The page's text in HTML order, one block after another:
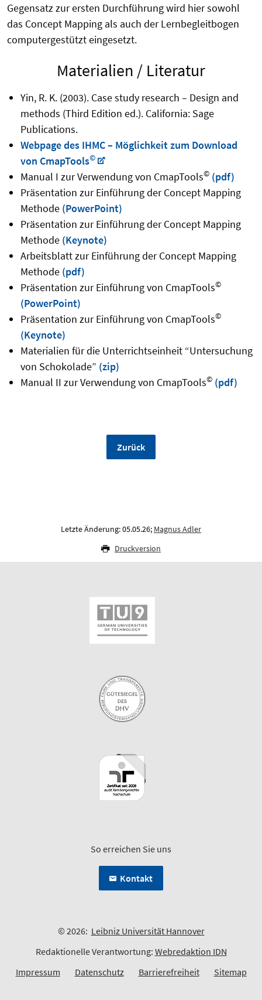
Gegensatz zur ersten Durchführung wird hier sowohl
das Concept Mapping als auch der Lernbegleitbogen
computergestützt eingesetzt.
Materialien / Literatur
Yin, R. K. (2003). Case study research – Design and
methods (Third Edition ed.). California: Sage
Publications.
Webpage des IHMC – Möglichkeit zum Download
von CmapTools©
Manual I zur Verwendung von CmapTools© (pdf)
Präsentation zur Einführung der Concept Mapping
Methode (PowerPoint)
Präsentation zur Einführung der Concept Mapping
Methode (Keynote)
Arbeitsblatt zur Einführung der Concept Mapping
Methode (pdf)
Präsentation zur Einführung von CmapTools©
(PowerPoint)
Präsentation zur Einführung von CmapTools©
(Keynote)
Materialien für die Unterrichtseinheit “Untersuchung
von Schokolade” (zip)
Manual II zur Verwendung von CmapTools© (pdf)
Zurück
Letzte Änderung: 05.05.26; Magnus Adler
Druckversion
So erreichen Sie uns
Kontakt
© 2026: Leibniz Universität Hannover
Redaktionelle Verantwortung: Webredaktion IDN
Impressum
Datenschutz Barrierefreiheit Sitemap